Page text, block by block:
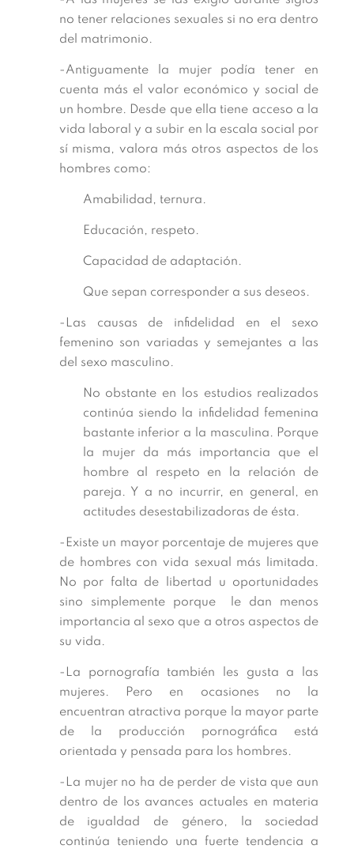
no tener relaciones sexuales si no era dentro
del matrimonio.
-Antiguamente la mujer podía tener en
cuenta más el valor económico y social de
un hombre. Desde que ella tiene acceso a la
vida laboral y a subir en la escala social por
sí misma, valora más otros aspectos de los
hombres como:
Amabilidad, ternura.
Educación, respeto.
Capacidad de adaptación.
Que sepan corresponder a sus deseos.
-Las causas de infidelidad en el sexo
femenino son variadas y semejantes a las
del sexo masculino.
No obstante en los estudios realizados
continúa siendo la infidelidad femenina
bastante inferior a la masculina. Porque
la mujer da más importancia que el
hombre al respeto en la relación de
pareja. Y a no incurrir, en general, en
actitudes desestabilizadoras de ésta.
-Existe un mayor porcentaje de mujeres que
de hombres con vida sexual más limitada.
No por falta de libertad u oportunidades
sino simplemente porque le dan menos
importancia al sexo que a otros aspectos de
su vida.
-La pornografía también les gusta a las
mujeres. Pero en ocasiones no la
encuentran atractiva porque la mayor parte
de la producción pornográfica está
orientada y pensada para los hombres.
-La mujer no ha de perder de vista que aun
dentro de los avances actuales en materia
de igualdad de género, la sociedad
continúa teniendo una fuerte tendencia a